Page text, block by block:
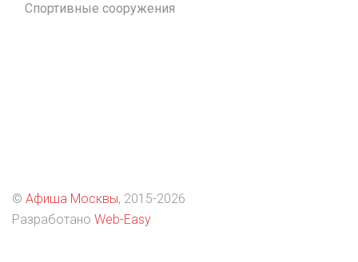
Спортивные сооружения
© Афиша Москвы, 2015-2026
Разработано Web-Easy